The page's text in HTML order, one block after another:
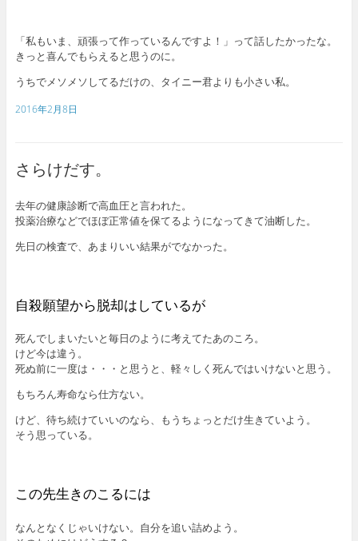
「私もいま、頑張って作っているんですよ！」って話したかったな。
きっと喜んでもらえると思うのに。
うちでメソメソしてるだけの、タイニー君よりも小さい私。
2016年2月8日
さらけだす。
去年の健康診断で高血圧と言われた。
投薬治療などでほぼ正常値を保てるようになってきて油断した。
先日の検査で、あまりいい結果がでなかった。
自殺願望から脱却はしているが
死んでしまいたいと毎日のように考えてたあのころ。
けど今は違う。
死ぬ前に一度は・・・と思うと、軽々しく死んではいけないと思う。
もちろん寿命なら仕方ない。
けど、待ち続けていいのなら、もうちょっとだけ生きていよう。
そう思っている。
この先生きのこるには
なんとなくじゃいけない。自分を追い詰めよう。